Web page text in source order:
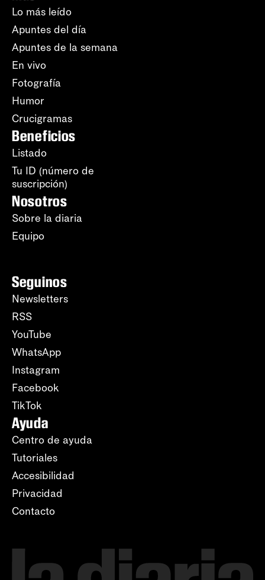
Lo más leído
Apuntes del día
Apuntes de la semana
En vivo
Fotografía
Humor
Crucigramas
Beneficios
Listado
Tu ID (número de
suscripción)
Nosotros
Sobre la diaria
Equipo
Seguinos
Newsletters
RSS
YouTube
WhatsApp
Instagram
Facebook
TikTok
Ayuda
Centro de ayuda
Tutoriales
Accesibilidad
Privacidad
Contacto